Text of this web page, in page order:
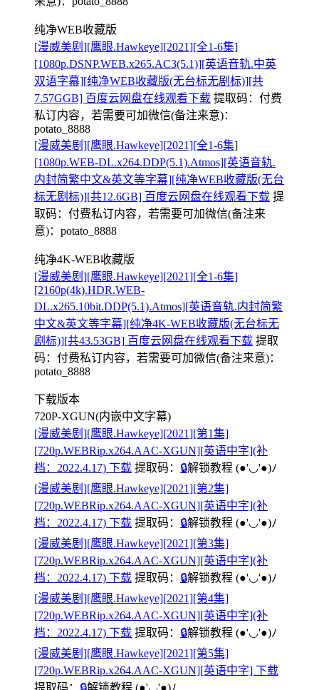
纯净WEB收藏版
[漫威美剧][鹰眼.Hawkeye][2021][全1-6集]
[1080p.DSNP.WEB.x265.AC3(5.1)][英语音轨.中英
双语字幕][纯净WEB收藏版(无台标无剧标)][共
7.57GGB] 百度云网盘在线观看下载 提取码： 付费
私订内容，若需要可加微信(备注来意)：
potato_8888
[漫威美剧][鹰眼.Hawkeye][2021][全1-6集]
[1080p.WEB-DL.x264.DDP(5.1).Atmos][英语音轨.
内封简繁中文&英文等字幕][纯净WEB收藏版(无台
标无剧标)][共12.6GB] 百度云网盘在线观看下载 提
取码： 付费私订内容，若需要可加微信(备注来
意)：potato_8888
纯净4K-WEB收藏版
[漫威美剧][鹰眼.Hawkeye][2021][全1-6集]
[2160p(4k).HDR.WEB-
DL.x265.10bit.DDP(5.1).Atmos][英语音轨.内封简繁
中文&英文等字幕][纯净4K-WEB收藏版(无台标无
剧标)][共43.53GB] 百度云网盘在线观看下载 提取
码： 付费私订内容，若需要可加微信(备注来意)：
potato_8888
下载版本
720P-XGUN(内嵌中文字幕)
[漫威美剧][鹰眼.Hawkeye][2021][第1集]
[720p.WEBRip.x264.AAC-XGUN][英语中字](补
档：2022.4.17) 下载 提取码： 🔒解锁教程 (●'◡'●)ﾉ
[漫威美剧][鹰眼.Hawkeye][2021][第2集]
[720p.WEBRip.x264.AAC-XGUN][英语中字](补
档：2022.4.17) 下载 提取码： 🔒解锁教程 (●'◡'●)ﾉ
[漫威美剧][鹰眼.Hawkeye][2021][第3集]
[720p.WEBRip.x264.AAC-XGUN][英语中字](补
档：2022.4.17) 下载 提取码： 🔒解锁教程 (●'◡'●)ﾉ
[漫威美剧][鹰眼.Hawkeye][2021][第4集]
[720p.WEBRip.x264.AAC-XGUN][英语中字](补
档：2022.4.17) 下载 提取码： 🔒解锁教程 (●'◡'●)ﾉ
[漫威美剧][鹰眼.Hawkeye][2021][第5集]
[720p.WEBRip.x264.AAC-XGUN][英语中字] 下载